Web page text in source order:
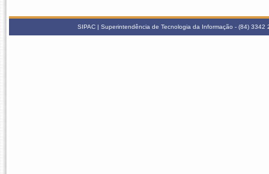
SIPAC | Superintendência de Tecnologia da Informação - (84)